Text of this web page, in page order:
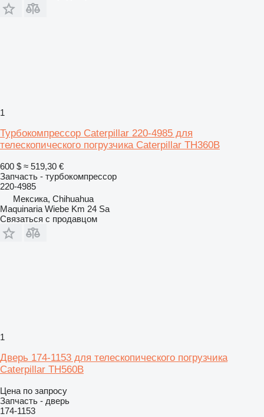
1
Турбокомпрессор Caterpillar 220-4985 для
телескопического погрузчика Caterpillar TH360B
600 $ ≈ 519,30 €
Запчасть - турбокомпрессор
220-4985
Мексика, Chihuahua
Maquinaria Wiebe Km 24 Sa
Связаться с продавцом
1
Дверь 174-1153 для телескопического погрузчика
Caterpillar TH560B
Цена по запросу
Запчасть - дверь
174-1153